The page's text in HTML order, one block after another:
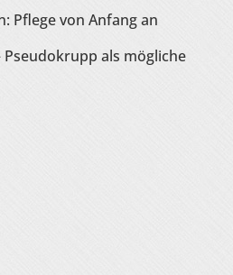
Pflege von Anfang an
als mögliche